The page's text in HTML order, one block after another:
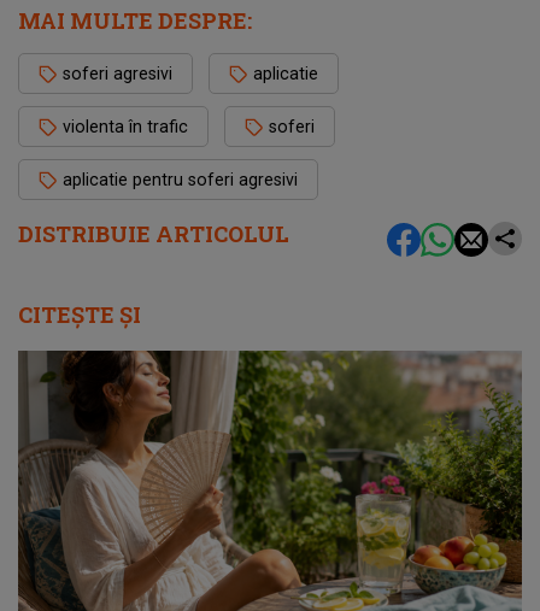
DISTRIBUIE ARTICOLUL
MAI MULTE DESPRE:
soferi agresivi aplicatie
violenta în trafic soferi
aplicatie pentru soferi agresivi
CITEȘTE ȘI